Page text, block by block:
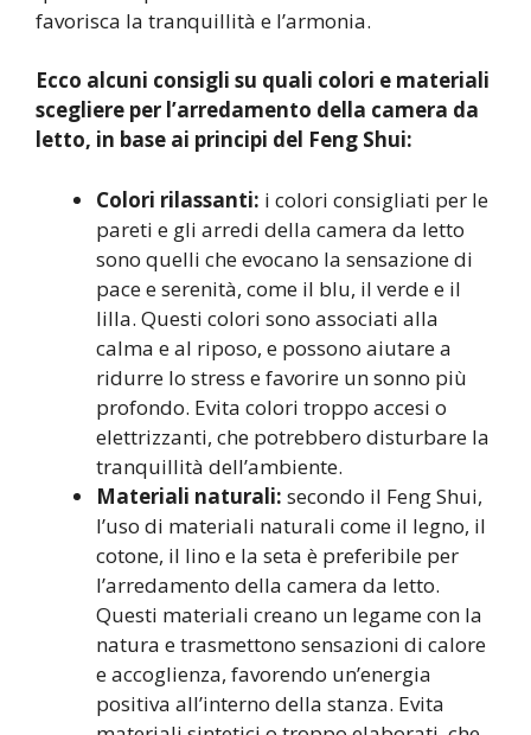
favorisca la tranquillità e l’armonia.
Ecco alcuni consigli su quali colori e materiali
scegliere per l’arredamento della camera da
letto, in base ai principi del Feng Shui:
Colori rilassanti: i colori consigliati per le
pareti e gli arredi della camera da letto
sono quelli che evocano la sensazione di
pace e serenità, come il blu, il verde e il
lilla. Questi colori sono associati alla
calma e al riposo, e possono aiutare a
ridurre lo stress e favorire un sonno più
profondo. Evita colori troppo accesi o
elettrizzanti, che potrebbero disturbare la
tranquillità dell’ambiente.
Materiali naturali: secondo il Feng Shui,
l’uso di materiali naturali come il legno, il
cotone, il lino e la seta è preferibile per
l’arredamento della camera da letto.
Questi materiali creano un legame con la
natura e trasmettono sensazioni di calore
e accoglienza, favorendo un’energia
positiva all’interno della stanza. Evita